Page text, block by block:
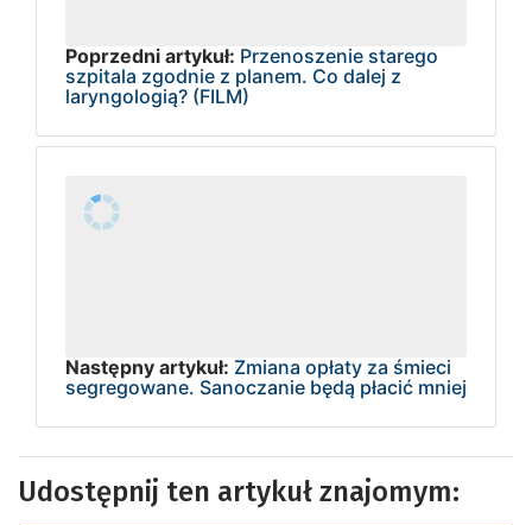
Poprzedni artykuł: Przenoszenie starego
szpitala zgodnie z planem. Co dalej z
laryngologią? (FILM)
Następny artykuł: Zmiana opłaty za śmieci
segregowane. Sanoczanie będą płacić mniej
Udostępnij ten artykuł znajomym: